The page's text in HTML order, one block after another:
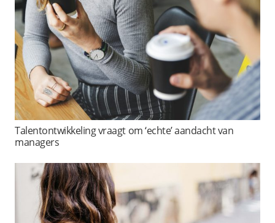
Talentontwikkeling vraagt om ‘echte’ aandacht van
managers